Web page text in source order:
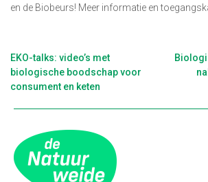
en de Biobeurs! Meer informatie en
Berichtnavigatie
EKO-talks: video’s met
biologische boodschap voor
consument en keten